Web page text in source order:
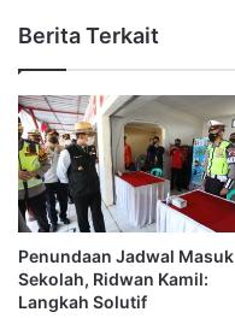
Berita Terkait
Penundaan Jadwal Masuk
Sekolah, Ridwan Kamil:
Langkah Solutif